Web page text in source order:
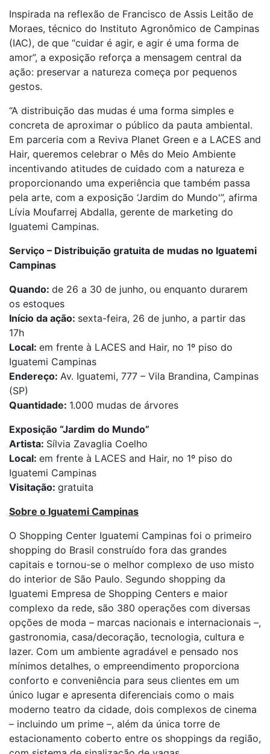
Inspirada na reflexão de Francisco de Assis Leitão de
Moraes, técnico do Instituto Agronômico de Campinas
(IAC), de que “cuidar é agir, e agir é uma forma de
amor”, a exposição reforça a mensagem central da
ação: preservar a natureza começa por pequenos
gestos.
“A distribuição das mudas é uma forma simples e
concreta de aproximar o público da pauta ambiental.
Em parceria com a Reviva Planet Green e a LACES and
Hair, queremos celebrar o Mês do Meio Ambiente
incentivando atitudes de cuidado com a natureza e
proporcionando uma experiência que também passa
pela arte, com a exposição ‘Jardim do Mundo'”, afirma
Lívia Moufarrej Abdalla, gerente de marketing do
Iguatemi Campinas.
Serviço – Distribuição gratuita de mudas no Iguatemi
Campinas
Quando: de 26 a 30 de junho, ou enquanto durarem
os estoques
Início da ação: sexta-feira, 26 de junho, a partir das
17h
Local: em frente à LACES and Hair, no 1º piso do
Iguatemi Campinas
Endereço: Av. Iguatemi, 777 – Vila Brandina, Campinas
(SP)
Quantidade: 1.000 mudas de árvores
Exposição “Jardim do Mundo”
Artista: Sílvia Zavaglia Coelho
Local: em frente à LACES and Hair, no 1º piso do
Iguatemi Campinas
Visitação: gratuita
Sobre o Iguatemi Campinas
O Shopping Center Iguatemi Campinas foi o primeiro
shopping do Brasil construído fora das grandes
capitais e tornou-se o melhor complexo de uso misto
do interior de São Paulo. Segundo shopping da
Iguatemi Empresa de Shopping Centers e maior
complexo da rede, são 380 operações com diversas
opções de moda – marcas nacionais e internacionais –,
gastronomia, casa/decoração, tecnologia, cultura e
lazer. Com um ambiente agradável e pensado nos
mínimos detalhes, o empreendimento proporciona
conforto e conveniência para seus clientes em um
único lugar e apresenta diferenciais como o mais
moderno teatro da cidade, dois complexos de cinema
– incluindo um prime –, além da única torre de
estacionamento coberto entre os shoppings da região,